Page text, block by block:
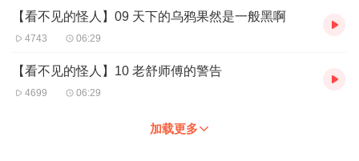
【看不见的怪人】09 天下的乌鸦果然是一般黑啊
4743 06:29
【看不见的怪人】10 老舒师傅的警告
4699 06:29
加载更多